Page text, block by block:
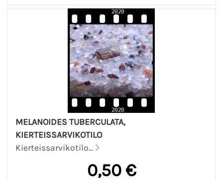
MELANOIDES TUBERCULATA,
KIERTEISSARVIKOTILO
Kierteissarvikotilo...
0,50 €